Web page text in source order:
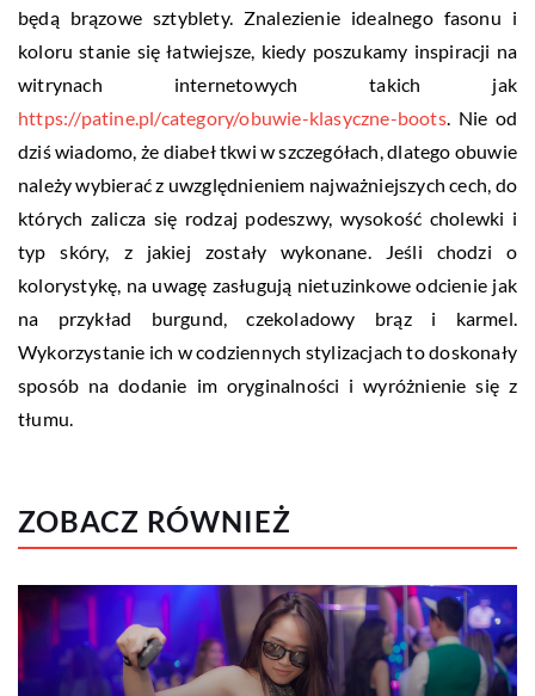
będą brązowe sztyblety. Znalezienie idealnego fasonu i
koloru stanie się łatwiejsze, kiedy poszukamy inspiracji na
witrynach internetowych takich jak
https://patine.pl/category/obuwie-klasyczne-boots. Nie od
dziś wiadomo, że diabeł tkwi w szczegółach, dlatego obuwie
należy wybierać z uwzględnieniem najważniejszych cech, do
których zalicza się rodzaj podeszwy, wysokość cholewki i
typ skóry, z jakiej zostały wykonane. Jeśli chodzi o
kolorystykę, na uwagę zasługują nietuzinkowe odcienie jak
na przykład burgund, czekoladowy brąz i karmel.
Wykorzystanie ich w codziennych stylizacjach to doskonały
sposób na dodanie im oryginalności i wyróżnienie się z
tłumu.
ZOBACZ RÓWNIEŻ